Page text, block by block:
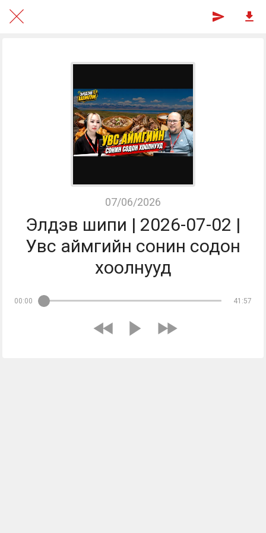
07/06/2026
Элдэв шипи | 2026-07-02 |
Увс аймгийн сонин содон
хоолнууд
00:00 41:57